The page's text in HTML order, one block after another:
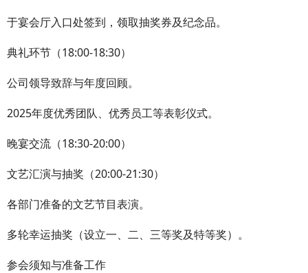
于宴会厅入口处签到，领取抽奖券及纪念品。
典礼环节（18:00-18:30）
公司领导致辞与年度回顾。
2025年度优秀团队、优秀员工等表彰仪式。
晚宴交流（18:30-20:00）
文艺汇演与抽奖（20:00-21:30）
各部门准备的文艺节目表演。
多轮幸运抽奖（设立一、二、三等奖及特等奖）。
参会须知与准备工作